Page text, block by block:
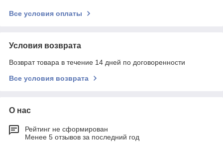
Все условия оплаты
Условия возврата
Возврат товара в течение 14 дней по договоренности
Все условия возврата
О нас
Рейтинг не сформирован
Менее 5 отзывов за последний год